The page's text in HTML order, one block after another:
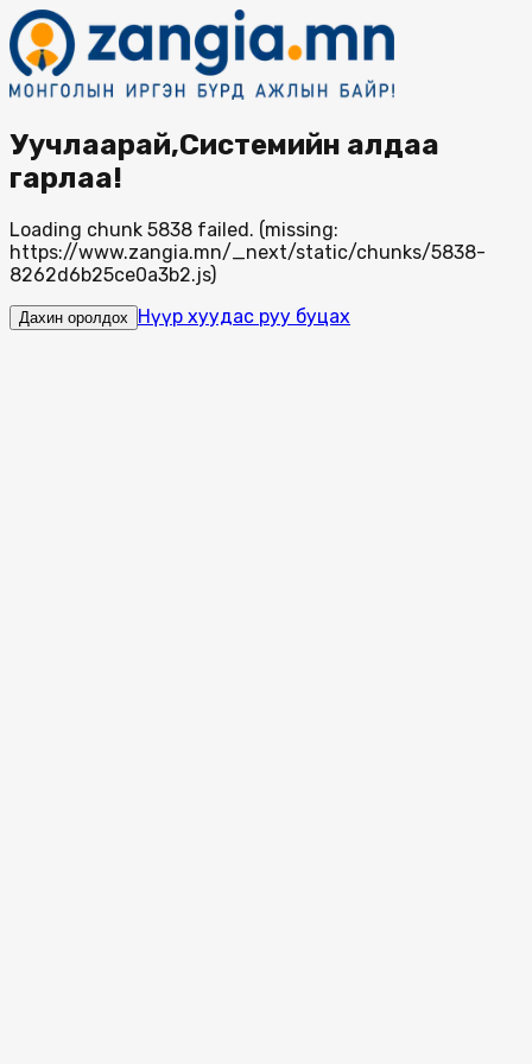
Уучлаарай,Системийн алдаа
гарлаа!
Loading chunk 5838 failed. (missing:
https://www.zangia.mn/_next/static/chunks/5838-
8262d6b25ce0a3b2.js)
Дахин оролдох Нүүр хуудас руу буцах